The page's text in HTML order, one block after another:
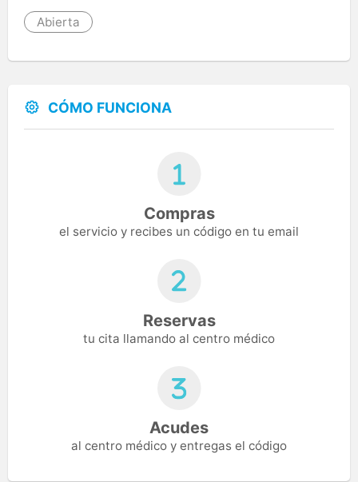
Abierta
CÓMO FUNCIONA
Compras
el servicio y recibes un código en tu email
Reservas
tu cita llamando al centro médico
Acudes
al centro médico y entregas el código